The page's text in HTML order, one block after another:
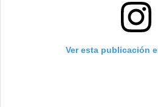
Ver esta publicación